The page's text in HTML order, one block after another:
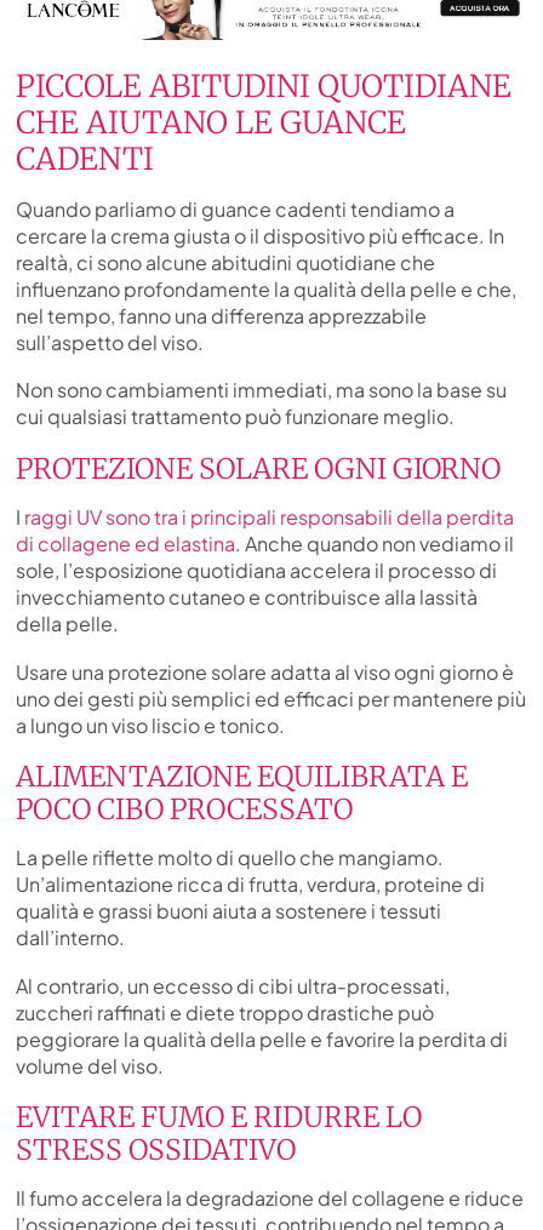
PICCOLE ABITUDINI QUOTIDIANE
CHE AIUTANO LE GUANCE
CADENTI
Quando parliamo di guance cadenti tendiamo a
cercare la crema giusta o il dispositivo più efficace. In
realtà, ci sono alcune abitudini quotidiane che
influenzano profondamente la qualità della pelle e che,
nel tempo, fanno una differenza apprezzabile
sull’aspetto del viso.
Non sono cambiamenti immediati, ma sono la base su
cui qualsiasi trattamento può funzionare meglio.
PROTEZIONE SOLARE OGNI GIORNO
I raggi UV sono tra i principali responsabili della perdita
di collagene ed elastina. Anche quando non vediamo il
sole, l’esposizione quotidiana accelera il processo di
invecchiamento cutaneo e contribuisce alla lassità
della pelle.
Usare una protezione solare adatta al viso ogni giorno è
uno dei gesti più semplici ed efficaci per mantenere più
a lungo un viso liscio e tonico.
ALIMENTAZIONE EQUILIBRATA E
POCO CIBO PROCESSATO
La pelle riflette molto di quello che mangiamo.
Un’alimentazione ricca di frutta, verdura, proteine di
qualità e grassi buoni aiuta a sostenere i tessuti
dall’interno.
Al contrario, un eccesso di cibi ultra-processati,
zuccheri raffinati e diete troppo drastiche può
peggiorare la qualità della pelle e favorire la perdita di
volume del viso.
EVITARE FUMO E RIDURRE LO
STRESS OSSIDATIVO
Il fumo accelera la degradazione del collagene e riduce